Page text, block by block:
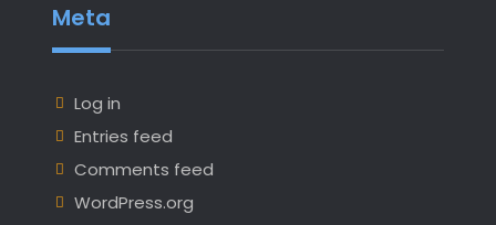
Meta
Log in
Entries feed
Comments feed
WordPress.org